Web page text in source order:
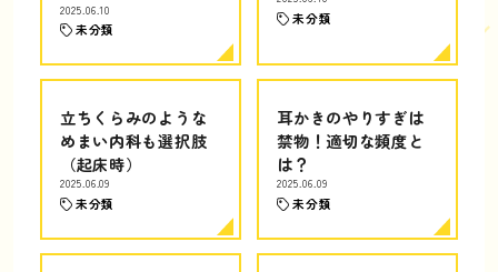
2025.06.10
未分類
未分類
立ちくらみのような
めまい内科も選択肢
（起床時）
2025.06.09
未分類
耳かきのやりすぎは
禁物！適切な頻度と
は？
2025.06.09
未分類